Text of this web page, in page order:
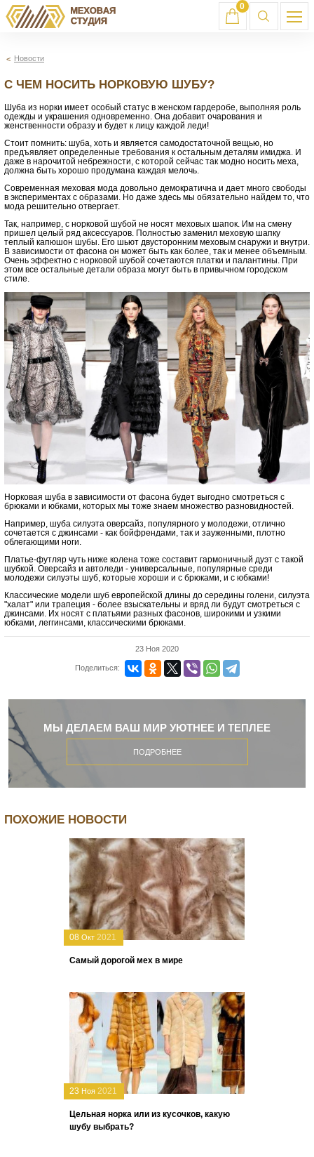
0
Новости
С ЧЕМ НОСИТЬ НОРКОВУЮ ШУБУ?
Шуба из норки имеет особый статус в женском гардеробе, выполняя роль
одежды и украшения одновременно. Она добавит очарования и
женственности образу и будет к лицу каждой леди!
Стоит помнить: шуба, хоть и является самодостаточной вещью, но
предъявляет определенные требования к остальным деталям имиджа. И
даже в нарочитой небрежности, с которой сейчас так модно носить меха,
должна быть хорошо продумана каждая мелочь.
Современная меховая мода довольно демократична и дает много свободы
в экспериментах с образами. Но даже здесь мы обязательно найдем то, что
мода решительно отвергает.
Так, например, с норковой шубой не носят меховых шапок. Им на смену
пришел целый ряд аксессуаров. Полностью заменил меховую шапку
теплый капюшон шубы. Его шьют двусторонним меховым снаружи и внутри.
В зависимости от фасона он может быть как более, так и менее объемным.
Очень эффектно с норковой шубой сочетаются платки и палантины. При
этом все остальные детали образа могут быть в привычном городском
стиле.
Норковая шуба в зависимости от фасона будет выгодно смотреться с
брюками и юбками, которых мы тоже знаем множество разновидностей.
Например, шуба силуэта оверсайз, популярного у молодежи, отлично
сочетается с джинсами - как бойфрендами, так и зауженными, плотно
облегающими ноги.
Платье-футляр чуть ниже колена тоже составит гармоничный дуэт с такой
шубкой. Оверсайз и автоледи - универсальные, популярные среди
молодежи силуэты шуб, которые хороши и с брюками, и с юбками!
Классические модели шуб европейской длины до середины голени, силуэта
"халат" или трапеция - более взыскательны и вряд ли будут смотреться с
джинсами. Их носят с платьями разных фасонов, широкими и узкими
юбками, леггинсами, классическими брюками.
23 Ноя 2020
Поделиться:
МЫ ДЕЛАЕМ ВАШ МИР УЮТНЕЕ И ТЕПЛЕЕ
ПОДРОБНЕЕ
ПОХОЖИЕ НОВОСТИ
08 Окт 2021
Самый дорогой мех в мире
23 Ноя 2021
Цельная норка или из кусочков, какую
шубу выбрать?